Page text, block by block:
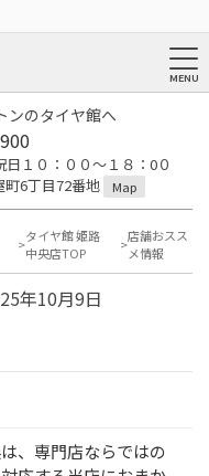
ンのタイヤ館へ
１０：００～１８：0０
6丁目72番地
Map
タイヤ館 姫路
中央店TOP
店舗おスス
メ情報
年10月9日
、専門店ならではの